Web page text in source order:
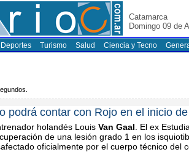
Catamarca
Domingo 09 de
Deportes Turismo Salud Ciencia y Tecno
podrá contar con Rojo en el inicio
holandés Louis Van Gaal . El ex
de una lesión grado 1 en los
oficialmente por el cuerpo técnico del